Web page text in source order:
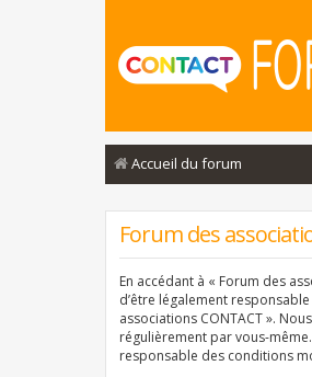
Accueil du forum
Forum des
En accédant à « Forum des
d’être légalement
associations CONTACT ».
régulièrement par vous-
responsable des conditions